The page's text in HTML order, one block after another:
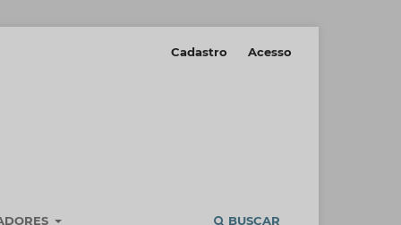
BUSCAR
Cadastro Acesso